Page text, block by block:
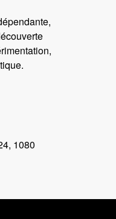
1080